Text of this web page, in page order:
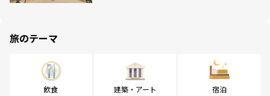
旅のテーマ
飲食 建築・アート 宿泊